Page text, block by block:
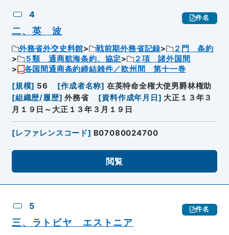
4 件名
二、英 波
外務省外交史料館 戦前期外務省記録
２門 条約
５類 通商航海条約、協定
２項 諸外国間
各国間通商条約締結雑件／欧州間 第十一巻
[規模] 56 [作成者名称] 在英特命全権大使男爵林権助
[組織歴/履歴] 外務省 [資料作成年月日 ] 大正１３年３
月１９日～大正１３年３月１９日
[レファレンスコード] B07080024700
閲覧
5 件名
三、ラトビヤ エストニア